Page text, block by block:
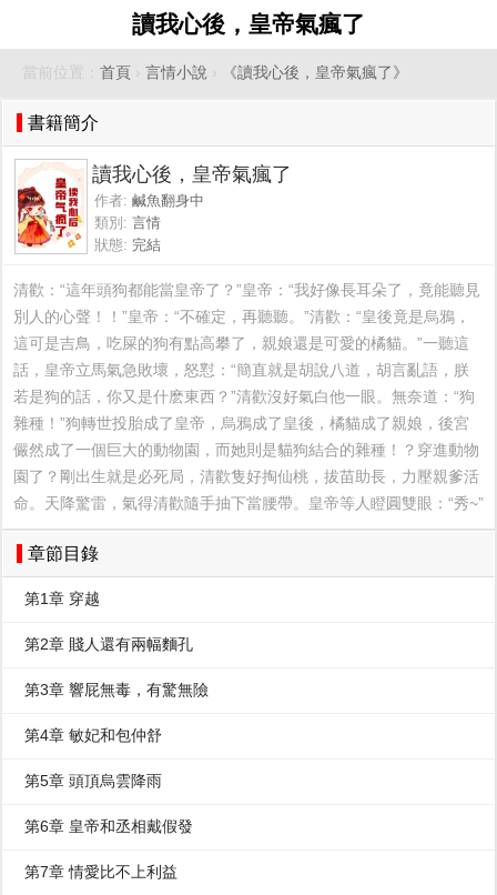
讀我心後，皇帝氣瘋了
當前位置： 首頁 › 言情小說 › 《讀我心後，皇帝氣瘋了》
書籍簡介
讀我心後，皇帝氣瘋了
作者: 鹹魚翻身中
類別: 言情
狀態: 完結
清歡：“這年頭狗都能當皇帝了？”皇帝：“我好像長耳朵了，竟能聽見
別人的心聲！！”皇帝：“不確定，再聽聽。”清歡：“皇後竟是烏鴉，
這可是吉鳥，吃屎的狗有點高攀了，親娘還是可愛的橘貓。”一聽這
話，皇帝立馬氣急敗壞，怒懟：“簡直就是胡說八道，胡言亂語，朕
若是狗的話，你又是什麽東西？”清歡沒好氣白他一眼。無奈道：“狗
雜種！”狗轉世投胎成了皇帝，烏鴉成了皇後，橘貓成了親娘，後宮
儼然成了一個巨大的動物園，而她則是貓狗結合的雜種！？穿進動物
園了？剛出生就是必死局，清歡隻好掏仙桃，拔苗助長，力壓親爹活
命。天降驚雷，氣得清歡隨手抽下當腰帶。皇帝等人瞪圓雙眼：“秀~”
章節目錄
第1章 穿越
第2章 賤人還有兩幅麵孔
第3章 響屁無毒，有驚無險
第4章 敏妃和包仲舒
第5章 頭頂烏雲降雨
第6章 皇帝和丞相戴假發
第7章 情愛比不上利益